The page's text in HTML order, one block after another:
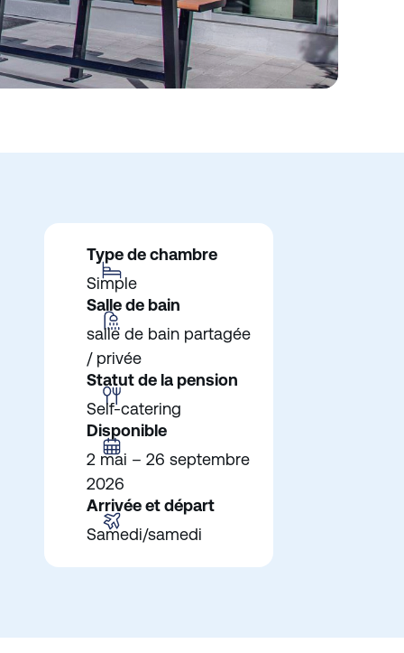
Type de chambre
Simple
Salle de bain
salle de bain partagée
/ privée
Statut de la pension
Self-catering
Disponible
2 mai – 26 septembre
2026
Arrivée et départ
Samedi/samedi